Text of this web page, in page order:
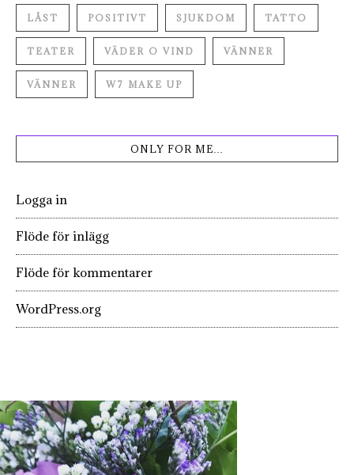
LÅST POSITIVT SJUKDOM TATTO
TEATER VÄDER O VIND VÄNNER
VÄNNER W7 MAKE UP
ONLY FOR ME…
Logga in
Flöde för inlägg
Flöde för kommentarer
WordPress.org